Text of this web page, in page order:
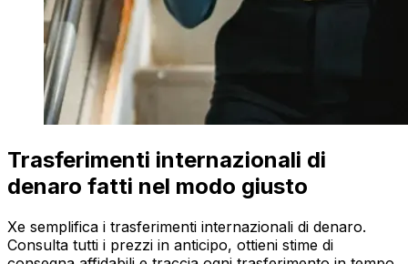
Trasferimenti internazionali di
denaro fatti nel modo giusto
Xe semplifica i trasferimenti internazionali di denaro.
Consulta tutti i prezzi in anticipo, ottieni stime di